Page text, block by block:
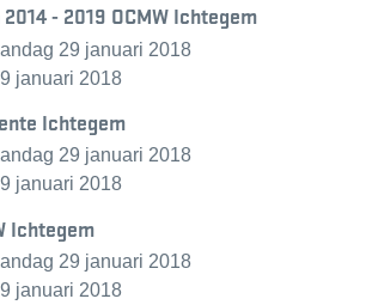
- 2019 OCMW Ichtegem
29 januari 2018
januari 2018
Ichtegem
29 januari 2018
januari 2018
Ichtegem
29 januari 2018
januari 2018